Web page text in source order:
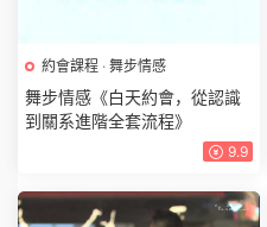
約會課程 · 舞步情感
舞步情感《白天約會，從認識
到關系進階全套流程》
9.9